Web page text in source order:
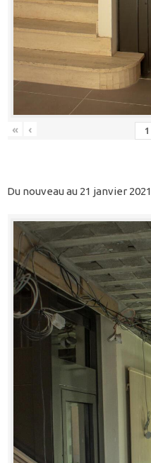
« ‹
Du nouveau au 21 janvier 2021